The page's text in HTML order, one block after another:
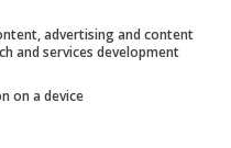
advertising and content
and services development
on a device